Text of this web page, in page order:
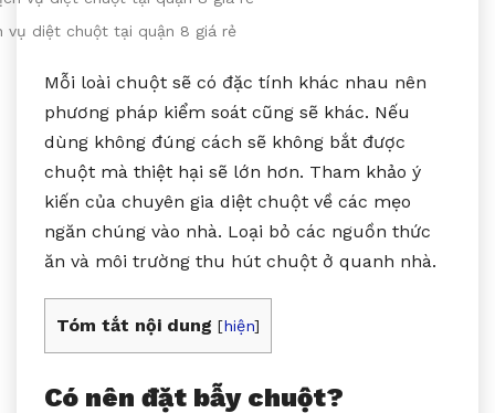
vụ diệt chuột tại quận 8 giá rẻ
Mỗi loài chuột sẽ có đặc tính khác nhau nên
phương pháp kiểm soát cũng sẽ khác. Nếu
dùng không đúng cách sẽ không bắt được
chuột mà thiệt hại sẽ lớn hơn. Tham khảo ý
kiến của chuyên gia diệt chuột về các mẹo
ngăn chúng vào nhà. Loại bỏ các nguồn thức
ăn và môi trường thu hút chuột ở quanh nhà.
Tóm tắt nội dung [hiện]
Có nên đặt bẫy chuột?